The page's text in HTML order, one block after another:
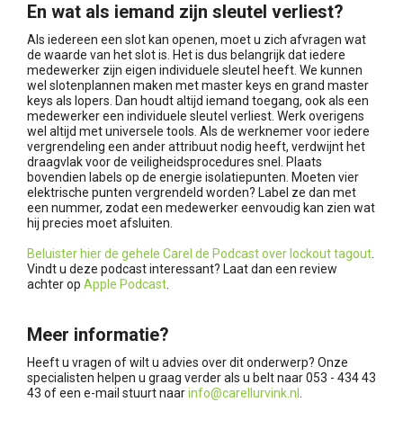
En wat als iemand zijn sleutel verliest?
Als iedereen een slot kan openen, moet u zich afvragen wat
de waarde van het slot is. Het is dus belangrijk dat iedere
medewerker zijn eigen individuele sleutel heeft. We kunnen
wel slotenplannen maken met master keys en grand master
keys als lopers. Dan houdt altijd iemand toegang, ook als een
medewerker een individuele sleutel verliest. Werk overigens
wel altijd met universele tools. Als de werknemer voor iedere
vergrendeling een ander attribuut nodig heeft, verdwijnt het
draagvlak voor de veiligheidsprocedures snel. Plaats
bovendien labels op de energie isolatiepunten. Moeten vier
elektrische punten vergrendeld worden? Label ze dan met
een nummer, zodat een medewerker eenvoudig kan zien wat
hij precies moet afsluiten.
Beluister hier de gehele Carel de Podcast over lockout tagout.
Vindt u deze podcast interessant? Laat dan een review
achter op Apple Podcast.
Meer informatie?
Heeft u vragen of wilt u advies over dit onderwerp? Onze
specialisten helpen u graag verder als u belt naar 053 - 434 43
43 of een e-mail stuurt naarinfo@carellurvink.nl .